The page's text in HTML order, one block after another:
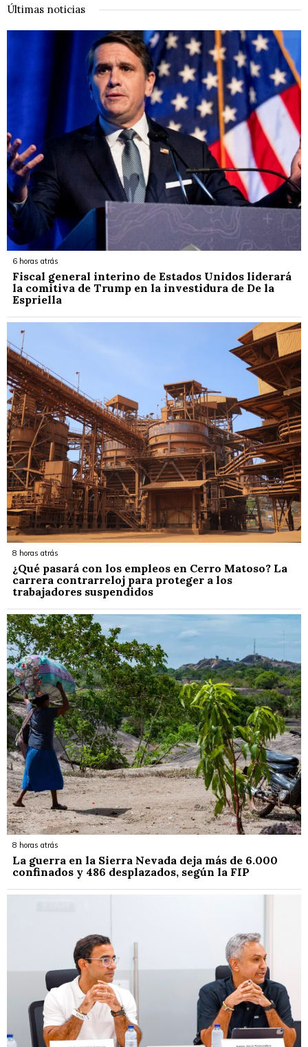
Últimas noticias
6 horas atrás
Fiscal general interino de Estados Unidos liderará
la comitiva de Trump en la investidura de De la
Espriella
8 horas atrás
¿Qué pasará con los empleos en Cerro Matoso? La
carrera contrarreloj para proteger a los
trabajadores suspendidos
8 horas atrás
La guerra en la Sierra Nevada deja más de 6.000
confinados y 486 desplazados, según la FIP